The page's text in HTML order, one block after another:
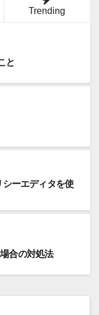
Trending
と
ーエディタを使
合の対処法